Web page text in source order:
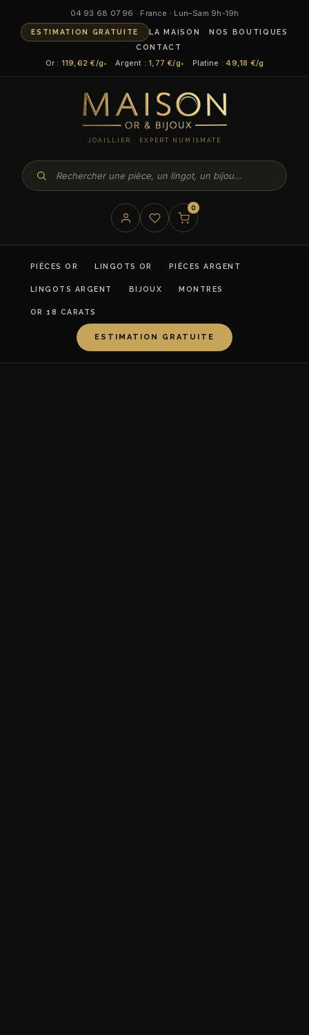
04 93 68 07 96 · France · Lun–Sam 9h-19h
ESTIMATION GRATUITE LA MAISON
NOS BOUTIQUES
CONTACT
Or : 119,62 €/g Argent :1,77 €/g Platine :49,18 €/g
JOAILLIER · EXPERT NUMISMATE
0
PIÈCES OR LINGOTS OR PIÈCES ARGENT
LINGOTS ARGENT BIJOUX MONTRES
OR 18 CARATS
ESTIMATION GRATUITE